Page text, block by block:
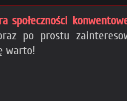
społeczności
po prostu
warto!